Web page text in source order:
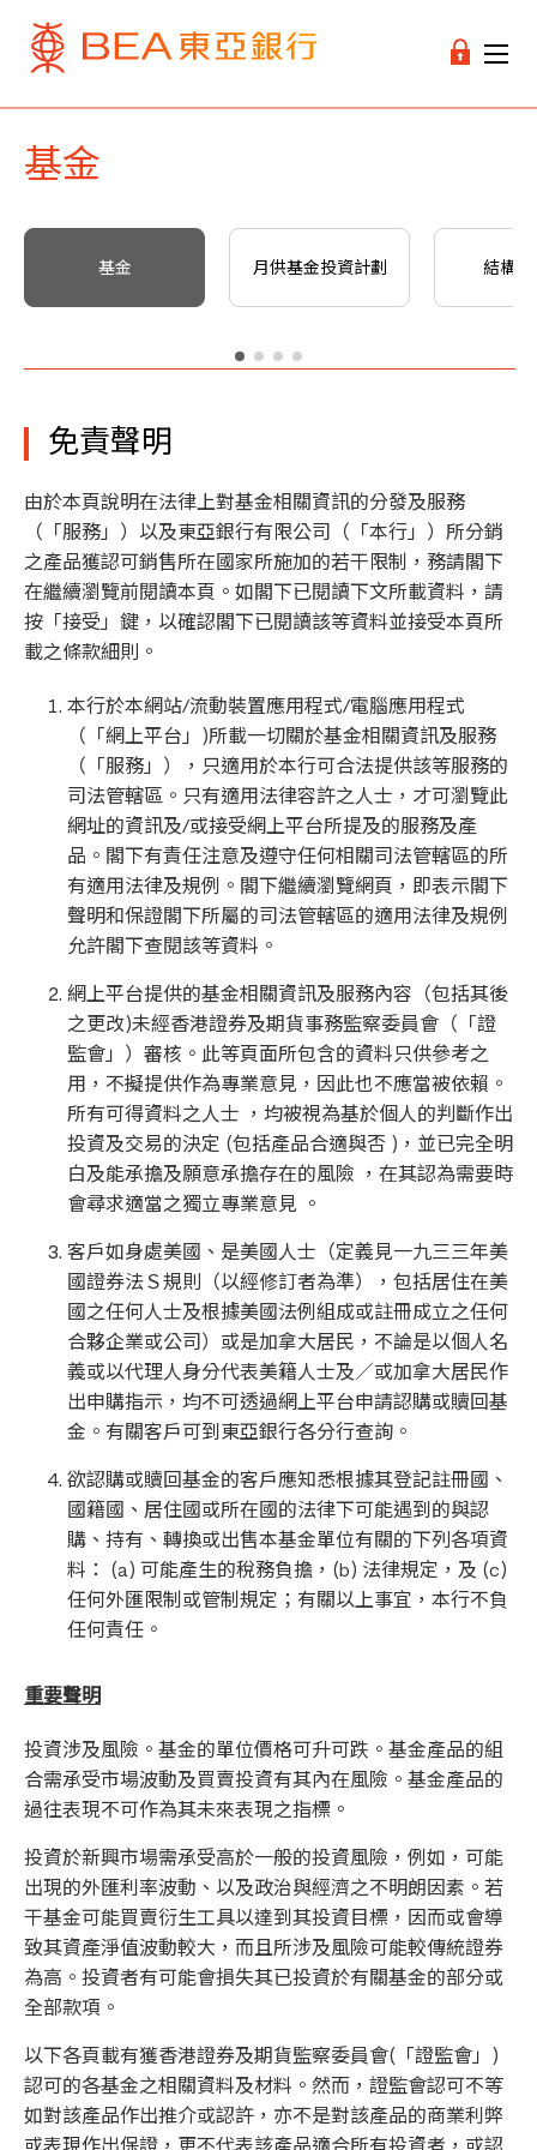
基金
基金 月供基金投資計劃 結構性
免責聲明
由於本頁說明在法律上對基金相關資訊的分發及服務
（「服務」）以及東亞銀行有限公司（「本行」）所分銷
之產品獲認可銷售所在國家所施加的若干限制，務請閣下
在繼續瀏覽前閱讀本頁。如閣下已閱讀下文所載資料，請
按「接受」鍵，以確認閣下已閱讀該等資料並接受本頁所
載之條款細則。
本行於本網站/流動裝置應用程式/電腦應用程式
（「網上平台」)所載一切關於基金相關資訊及服務
（「服務」），只適用於本行可合法提供該等服務的
司法管轄區。只有適用法律容許之人士，才可瀏覽此
網址的資訊及/或接受網上平台所提及的服務及產
品。閣下有責任注意及遵守任何相關司法管轄區的所
有適用法律及規例。閣下繼續瀏覽網頁，即表示閣下
聲明和保證閣下所屬的司法管轄區的適用法律及規例
允許閣下查閱該等資料。
網上平台提供的基金相關資訊及服務內容（包括其後
之更改)未經香港證券及期貨事務監察委員會（「證
監會」）審核。此等頁面所包含的資料只供參考之
用，不擬提供作為專業意見，因此也不應當被依賴。
所有可得資料之人士 ，均被視為基於個人的判斷作出
投資及交易的決定 (包括產品合適與否 )，並已完全明
白及能承擔及願意承擔存在的風險 ，在其認為需要時
會尋求適當之獨立專業意見 。
客戶如身處美國、是美國人士（定義見一九三三年美
國證券法Ｓ規則（以經修訂者為準），包括居住在美
國之任何人士及根據美國法例組成或註冊成立之任何
合夥企業或公司）或是加拿大居民，不論是以個人名
義或以代理人身分代表美籍人士及／或加拿大居民作
出申購指示，均不可透過網上平台申請認購或贖回基
金。有關客戶可到東亞銀行各分行查詢。
欲認購或贖回基金的客戶應知悉根據其登記註冊國、
國籍國、居住國或所在國的法律下可能遇到的與認
購、持有、轉換或出售本基金單位有關的下列各項資
料： (a) 可能產生的稅務負擔，(b) 法律規定，及 (c)
任何外匯限制或管制規定；有關以上事宜，本行不負
任何責任。
重要聲明
投資涉及風險。基金的單位價格可升可跌。基金產品的組
合需承受市場波動及買賣投資有其內在風險。基金產品的
過往表現不可作為其未來表現之指標。
投資於新興市場需承受高於一般的投資風險，例如，可能
出現的外匯利率波動、以及政治與經濟之不明朗因素。若
干基金可能買賣衍生工具以達到其投資目標，因而或會導
致其資產淨值波動較大，而且所涉及風險可能較傳統證券
為高。投資者有可能會損失其已投資於有關基金的部分或
全部款項。
以下各頁載有獲香港證券及期貨監察委員會(「證監會」)
認可的各基金之相關資料及材料。然而，證監會認可不等
如對該產品作出推介或認許，亦不是對該產品的商業利弊